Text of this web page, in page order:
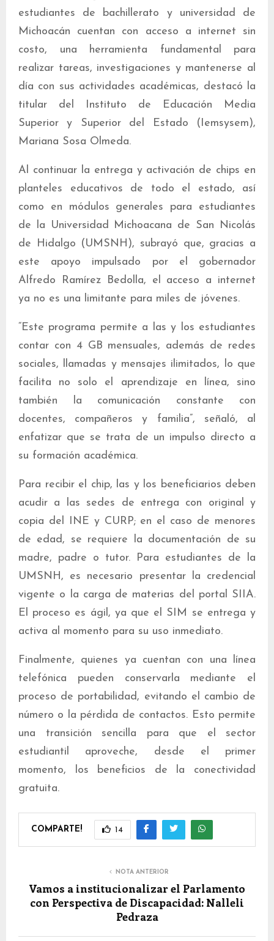
estudiantes de bachillerato y universidad de
Michoacán cuentan con acceso a internet sin
costo, una herramienta fundamental para
realizar tareas, investigaciones y mantenerse al
día con sus actividades académicas, destacó la
titular del Instituto de Educación Media
Superior y Superior del Estado (Iemsysem),
Mariana Sosa Olmeda.
Al continuar la entrega y activación de chips en
planteles educativos de todo el estado, así
como en módulos generales para estudiantes
de la Universidad Michoacana de San Nicolás
de Hidalgo (UMSNH), subrayó que, gracias a
este apoyo impulsado por el gobernador
Alfredo Ramírez Bedolla, el acceso a internet
ya no es una limitante para miles de jóvenes.
“Este programa permite a las y los estudiantes
contar con 4 GB mensuales, además de redes
sociales, llamadas y mensajes ilimitados, lo que
facilita no solo el aprendizaje en línea, sino
también la comunicación constante con
docentes, compañeros y familia”, señaló, al
enfatizar que se trata de un impulso directo a
su formación académica.
Para recibir el chip, las y los beneficiarios deben
acudir a las sedes de entrega con original y
copia del INE y CURP; en el caso de menores
de edad, se requiere la documentación de su
madre, padre o tutor. Para estudiantes de la
UMSNH, es necesario presentar la credencial
vigente o la carga de materias del portal SIIA.
El proceso es ágil, ya que el SIM se entrega y
activa al momento para su uso inmediato.
Finalmente, quienes ya cuentan con una línea
telefónica pueden conservarla mediante el
proceso de portabilidad, evitando el cambio de
número o la pérdida de contactos. Esto permite
una transición sencilla para que el sector
estudiantil aproveche, desde el primer
momento, los beneficios de la conectividad
gratuita.
COMPARTE! 14
NOTA ANTERIOR
Vamos a institucionalizar el Parlamento
con Perspectiva de Discapacidad: Nalleli
Pedraza